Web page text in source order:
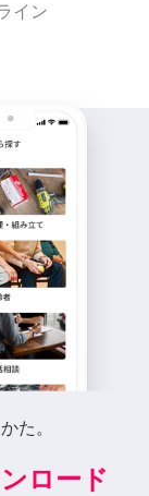
イン
た。
ロード